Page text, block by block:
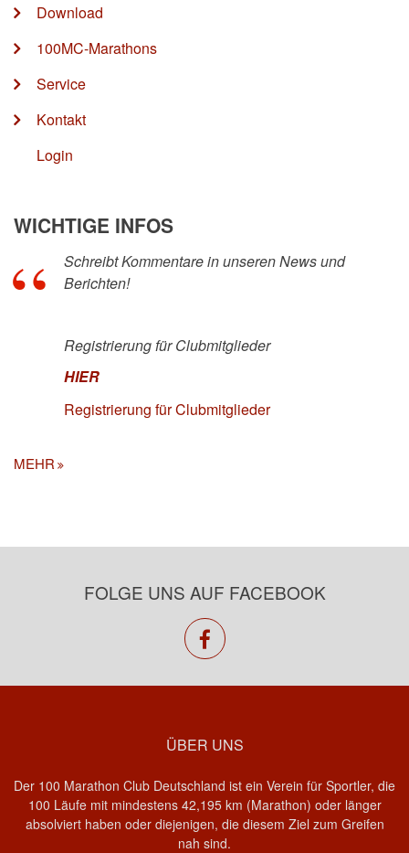
Download
100MC-Marathons
Service
Kontakt
Login
WICHTIGE INFOS
Schreibt Kommentare in unseren News und
Berichten!
Registrierung für Clubmitglieder
HIER
Registrierung für Clubmitglieder
MEHR
FOLGE UNS AUF FACEBOOK
facebook
ÜBER UNS
Der 100 Marathon Club Deutschland ist ein Verein für Sportler, die
100 Läufe mit mindestens 42,195 km (Marathon) oder länger
absolviert haben oder diejenigen, die diesem Ziel zum Greifen
nah sind.